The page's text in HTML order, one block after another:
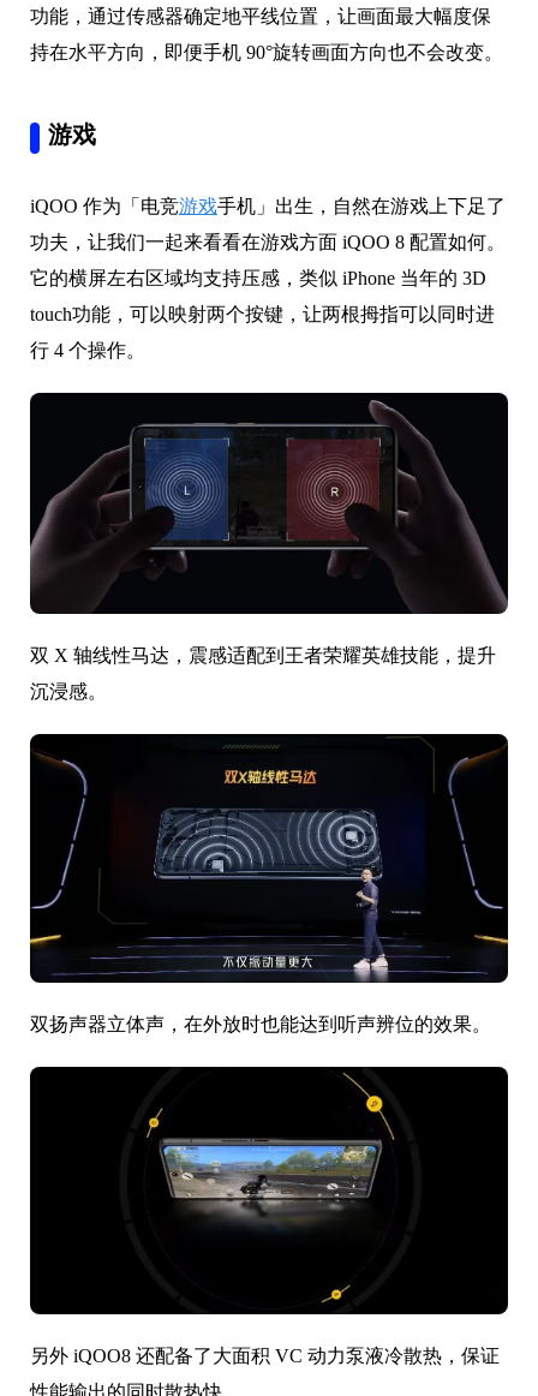
功能，通过传感器确定地平线位置，让画面最大幅度保
持在水平方向，即便手机 90°旋转画面方向也不会改变。
游戏
iQOO 作为「电竞游戏手机」出生，自然在游戏上下足了
功夫，让我们一起来看看在游戏方面 iQOO 8 配置如何。
它的横屏左右区域均支持压感，类似 iPhone 当年的 3D
touch功能，可以映射两个按键，让两根拇指可以同时进
行 4 个操作。
双 X 轴线性马达，震感适配到王者荣耀英雄技能，提升
沉浸感。
双扬声器立体声，在外放时也能达到听声辨位的效果。
另外 iQOO8 还配备了大面积 VC 动力泵液冷散热，保证
性能输出的同时散热快。